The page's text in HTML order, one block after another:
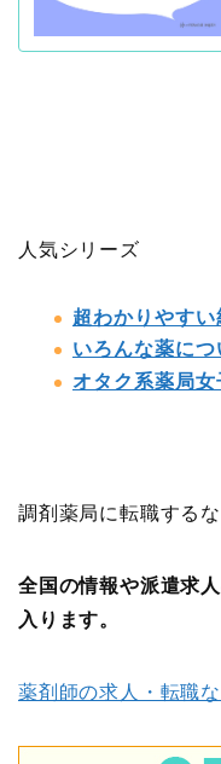
人気シリーズ
超わかりやすい
いろんな薬につ
オタク系薬局女
調剤薬局に転職する
全国の情報や派遣求
入ります。
薬剤師の求人・転職